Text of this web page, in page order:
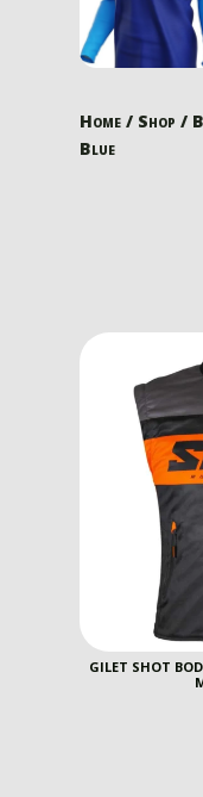
Home / Shop /
Blue
GILET SHOT